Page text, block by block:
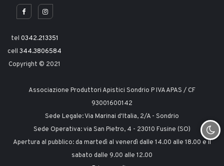
tel 0342.213351
cell 344.3806584
Copyright © 2021
Associazione Produttori Apistici Sondrio P IVA APAS / CF
93001600142
Sede Legale: Via Marinai d'Italia, 2/A - Sondrio
Sede Operativa: via San Pietro, 4 - 23010 Fusine (SO)
Apertura al pubblico: da martedì al venerdì dalle 14.00 alle 18.00 e il
sabato dalle 9.00 alle 12.00